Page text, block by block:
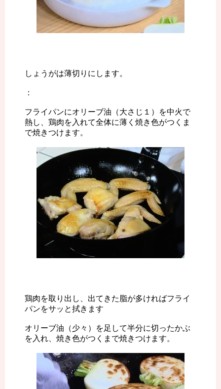
しょうがは薄切りにします。
：
フライパンにオリーブ油（大さじ１）を中火で
熱し、鶏肉を入れて全体に薄く焼き色がつくま
で焼きつけます。
鶏肉を取り出し、出てきた脂が多ければフライ
パンをサッと拭きます
オリーブ油（少々）を足して半分に切ったかぶ
を入れ、焼き色がつくまで焼きつけます。